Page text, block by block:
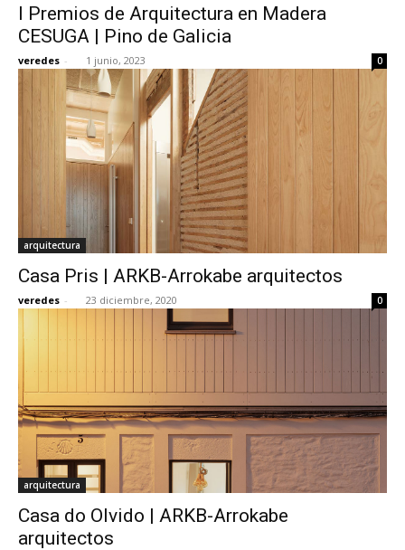
I Premios de Arquitectura en Madera
CESUGA | Pino de Galicia
veredes - 1 junio, 2023 0
arquitectura
Casa Pris | ARKB-Arrokabe arquitectos
veredes - 23 diciembre, 2020 0
arquitectura
Casa do Olvido | ARKB-Arrokabe
arquitectos